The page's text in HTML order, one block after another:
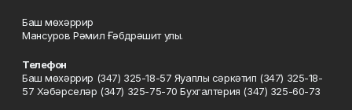
Баш мөхәррир
Мансуров Рәмил Ғәбдрәшит улы.
Телефон
Баш мөхәррир (347) 325-18-57 Яуаплы сәркәтип (347) 325-18-
57 Хәбәрселәр (347) 325-75-70 Бухгалтерия (347) 325-60-73